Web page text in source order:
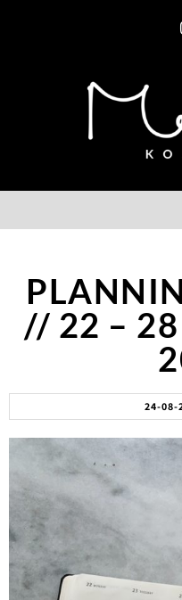
// 22 – 28
24-08-